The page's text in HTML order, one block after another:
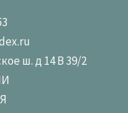
ш. д 14 В 39/2